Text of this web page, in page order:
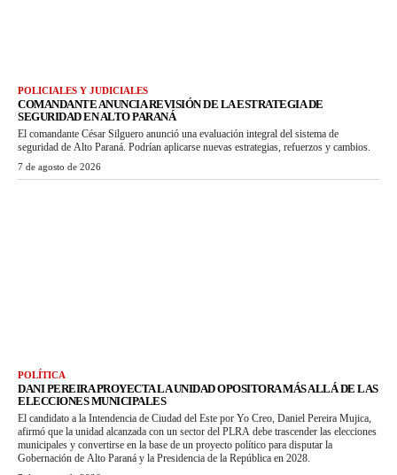
POLICIALES Y JUDICIALES
COMANDANTE ANUNCIA REVISIÓN DE LA ESTRATEGIA DE
SEGURIDAD EN ALTO PARANÁ
El comandante César Silguero anunció una evaluación integral del sistema de
seguridad de Alto Paraná. Podrían aplicarse nuevas estrategias, refuerzos y cambios.
7 de agosto de 2026
POLÍTICA
DANI PEREIRA PROYECTA LA UNIDAD OPOSITORA MÁS ALLÁ DE LAS
ELECCIONES MUNICIPALES
El candidato a la Intendencia de Ciudad del Este por Yo Creo, Daniel Pereira Mujica,
afirmó que la unidad alcanzada con un sector del PLRA debe trascender las elecciones
municipales y convertirse en la base de un proyecto político para disputar la
Gobernación de Alto Paraná y la Presidencia de la República en 2028.